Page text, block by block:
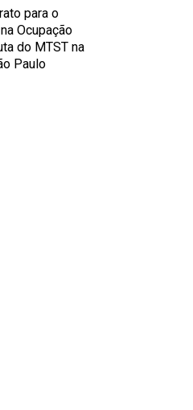
para o
Ocupação
do MTST na
Paulo